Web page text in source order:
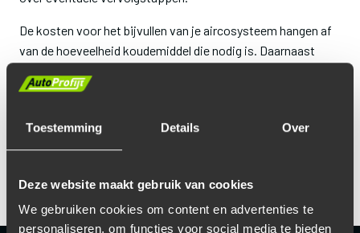
Toestemming Details Over
Deze website maakt gebruik van cookies
We gebruiken cookies om content en advertenties te
personaliseren, om functies voor social media te bieden
De kosten voor het bijvullen van je aircosysteem hangen af
van de hoeveelheid koudemiddel die nodig is. Daarnaast
goedkoper dan
AutoProfijt-garage vooraf de verwachte kosten met je.